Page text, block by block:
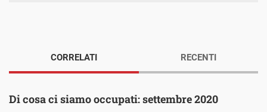
CORRELATI
Di cosa ci siamo occupati: settembre 2020
RECENTI